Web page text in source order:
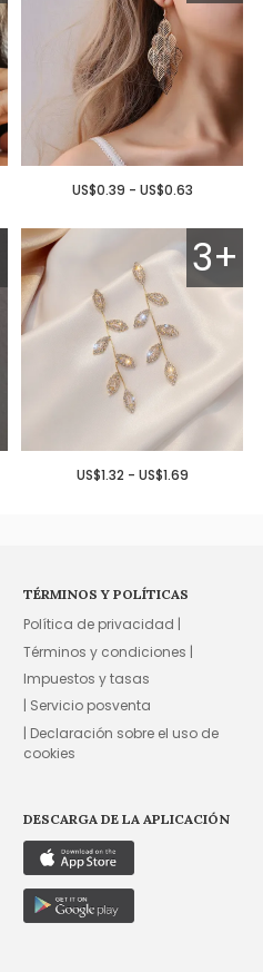
US$0.39 - US$0.63
3+
US$1.32 - US$1.69
TÉRMINOS Y POLÍTICAS
Política de privacidad |
Términos y condiciones |
Impuestos y tasas
| Servicio posventa
| Declaración sobre el uso de
cookies
DESCARGA DE LA APLICACIÓN